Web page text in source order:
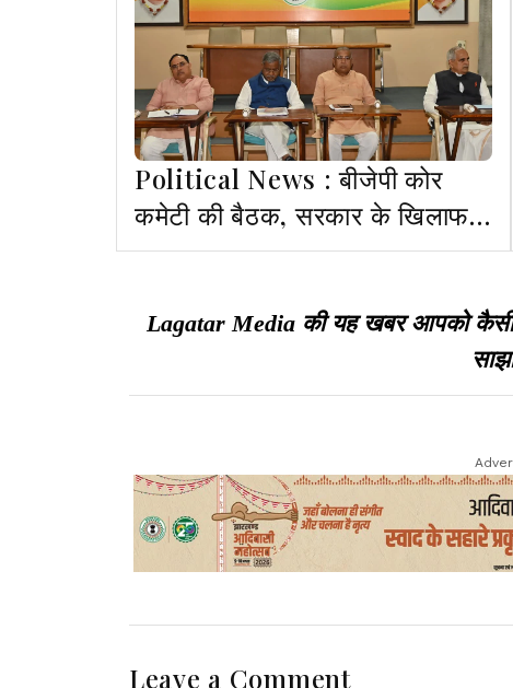
Political News : बीजेपी कोर
कमेटी की बैठक, सरकार के खिलाफ
आंदोलन की रणनीति तैयार
Lagatar Media की यह खबर आपको कैसी
Leave a Comment